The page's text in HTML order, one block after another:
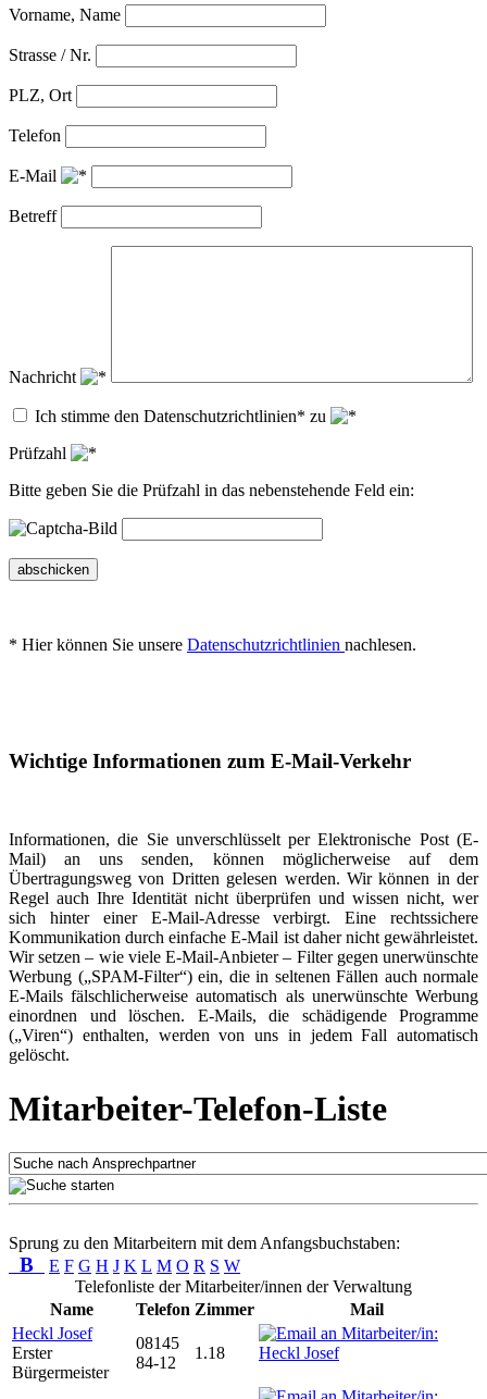
Vorname, Name
Strasse / Nr.
PLZ, Ort
Telefon
E-Mail
Betreff
Nachricht
Ich stimme den Datenschutzrichtlinien* zu
Prüfzahl
Bitte geben Sie die Prüfzahl in das nebenstehende Feld ein:
abschicken
* Hier können Sie unsere Datenschutzrichtlinien nachlesen.
Wichtige Informationen zum E-Mail-Verkehr
Informationen, die Sie unverschlüsselt per Elektronische Post (E-
Mail) an uns senden, können möglicherweise auf dem
Übertragungsweg von Dritten gelesen werden. Wir können in der
Regel auch Ihre Identität nicht überprüfen und wissen nicht, wer
sich hinter einer E-Mail-Adresse verbirgt. Eine rechtssichere
Kommunikation durch einfache E-Mail ist daher nicht gewährleistet.
Wir setzen – wie viele E-Mail-Anbieter – Filter gegen unerwünschte
Werbung („SPAM-Filter“) ein, die in seltenen Fällen auch normale
E-Mails fälschlicherweise automatisch als unerwünschte Werbung
einordnen und löschen. E-Mails, die schädigende Programme
(„Viren“) enthalten, werden von uns in jedem Fall automatisch
gelöscht.
Mitarbeiter-Telefon-Liste
Sprung zu den Mitarbeitern mit dem Anfangsbuchstaben:
B E F G H J K L M O R S W
Telefonliste der Mitarbeiter/innen der Verwaltung
Name
Telefon Zimmer
Mail
Heckl Josef
Erster
Bürgermeister
08145
84-12
1.18